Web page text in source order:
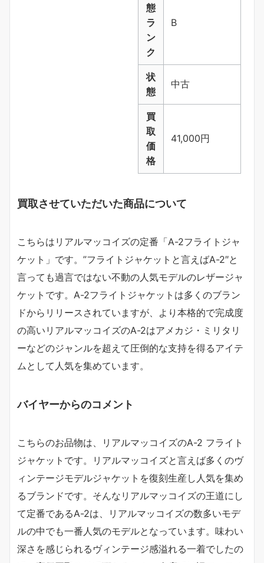
態
ラ
ン
ク
B
状
態
中古
買
取
価
格
41,000円
買取させていただいた商品について
こちらはリアルマッコイズの定番「A-2フライトジャ
ケット」です。”フライトジャケットと言えばA-2″と
言っても過言ではない不動の人気モデルのレザージャ
ケットです。A-2フライトジャケットは多くのブラン
ドからリリースされていますが、より本格的で完成度
の高いリアルマッコイズのA-2はアメカジ・ミリタリ
ーなどのジャンルを超えて圧倒的な支持を得るアイテ
ムとして人気を集めています。
バイヤーからのコメント
こちらのお品物は、リアルマッコイズのA-2 フライト
ジャケットです。リアルマッコイズと言えば多くのヴ
ィンテージモデルジャケットを復刻生産し人気を集め
るブランドです。そんなリアルマッコイズの王道にし
て定番であるA-2は、リアルマッコイズの数多いモデ
ルの中でも一番人気のモデルとなっています。味わい
深さを感じられるヴィンテージ感溢れる一着でしたの